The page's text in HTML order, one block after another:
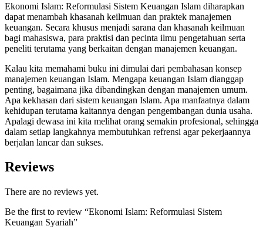
Ekonomi Islam: Reformulasi Sistem Keuangan Islam diharapkan
dapat menambah khasanah keilmuan dan praktek manajemen
keuangan. Secara khusus menjadi sarana dan khasanah keilmuan
bagi mahasiswa, para praktisi dan pecinta ilmu pengetahuan serta
peneliti terutama yang berkaitan dengan manajemen keuangan.
Kalau kita memahami buku ini dimulai dari pembahasan konsep
manajemen keuangan Islam. Mengapa keuangan Islam dianggap
penting, bagaimana jika dibandingkan dengan manajemen umum.
Apa kekhasan dari sistem keuangan Islam. Apa manfaatnya dalam
kehidupan terutama kaitannya dengan pengembangan dunia usaha.
Apalagi dewasa ini kita melihat orang semakin profesional, sehingga
dalam setiap langkahnya membutuhkan refrensi agar pekerjaannya
berjalan lancar dan sukses.
Reviews
There are no reviews yet.
Be the first to review “Ekonomi Islam: Reformulasi Sistem
Keuangan Syariah”